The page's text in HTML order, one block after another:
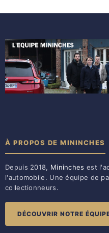
À PROPOS DE MININCHES
Depuis 2018, Mininches est
l'automobile. Une équipe de
collectionneurs.
DÉCOUVRIR NOTRE